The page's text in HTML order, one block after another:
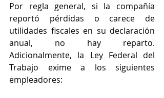
Por regla general, si la compañía
reportó pérdidas o carece de
utilidades fiscales en su declaración
anual, no hay reparto.
Adicionalmente, la Ley Federal del
Trabajo exime a los siguientes
empleadores: